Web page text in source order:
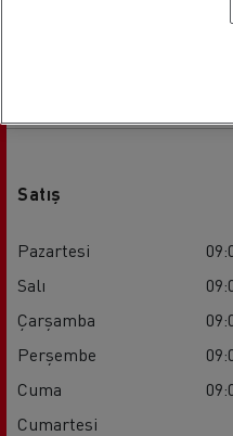
Satış
Pazartesi
Salı
Çarşamba
Perşembe
Cuma
Cumartesi